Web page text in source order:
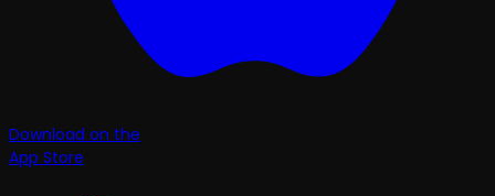
Download on the
App Store